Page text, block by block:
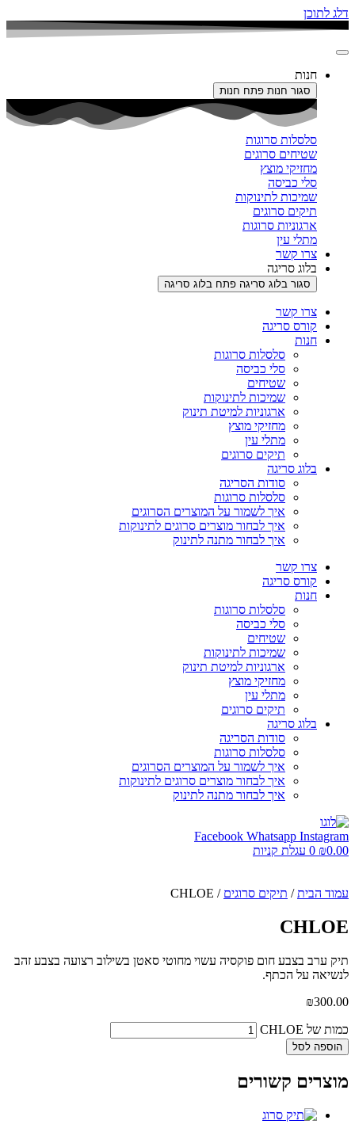
דלג לתוכן
חנות
סגור חנות פתח חנות
סלסלות סרוגות
שטיחים סרוגים
מחזיקי מוצץ
סלי כביסה
שמיכות לתינוקות
תיקים סרוגים
ארגוניות סרוגות
מתלי עין
צרו קשר
בלוג סריגה
סגור בלוג סריגה פתח בלוג סריגה
צרו קשר
קורס סריגה
חנות
סלסלות סרוגות
סלי כביסה
שטיחים
שמיכות לתינוקות
ארגוניות למיטת תינוק
מחזיקי מוצץ
מתלי עין
תיקים סרוגים
בלוג סריגה
סודות הסריגה
סלסלות סרוגות
איך לשמור על המוצרים הסרוגים
איך לבחור מוצרים סרוגים לתינוקות
איך לבחור מתנה לתינוק
צרו קשר
קורס סריגה
חנות
סלסלות סרוגות
סלי כביסה
שטיחים
שמיכות לתינוקות
ארגוניות למיטת תינוק
מחזיקי מוצץ
מתלי עין
תיקים סרוגים
בלוג סריגה
סודות הסריגה
סלסלות סרוגות
איך לשמור על המוצרים הסרוגים
איך לבחור מוצרים סרוגים לתינוקות
איך לבחור מתנה לתינוק
Facebook Whatsapp Instagram
₪0.00
0 עגלת קניות
עמוד הבית/ תיקים סרוגים / CHLOE
CHLOE
תיק ערב בצבע חום פוקסיה עשוי מחוטי סאטן בשילוב רצועה בצבע זהב
לנשיאה על הכתף.
₪300.00
כמות של CHLOE
הוספה לסל
מוצרים קשורים